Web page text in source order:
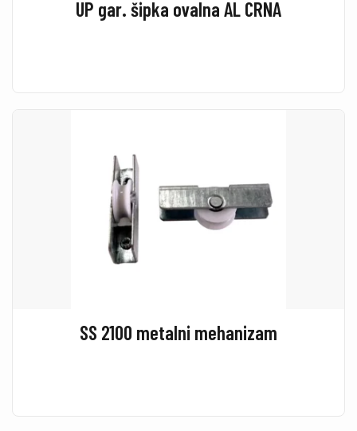
UP gar. šipka ovalna AL CRNA
SS 2100 metalni mehanizam